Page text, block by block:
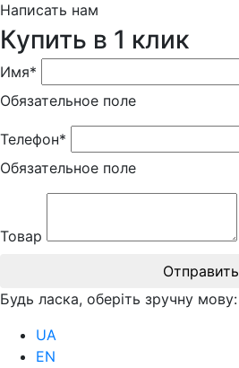
Написать нам
Купить в 1 клик
Имя*
Обязательное поле
Телефон*
Обязательное поле
Товар
Отправить
Будь ласка, оберіть зручну мову:
UA
EN